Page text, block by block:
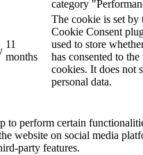
category
11
months
The cookie is set by
Cookie Consent
used to store
has consented to the
cookies. It does not
personal data.
to perform certain
website on social media
party features.